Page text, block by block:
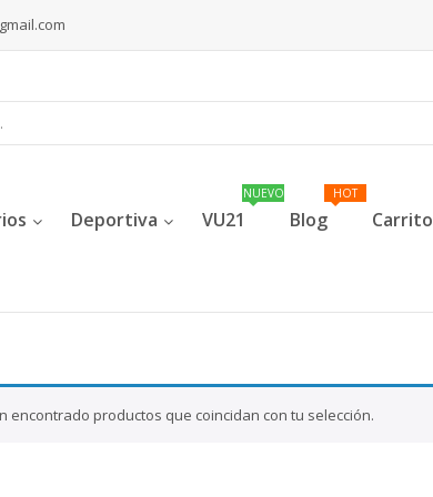
Deportiva VU21 Blog Carrito
encontrado productos que coincidan con tu selección.